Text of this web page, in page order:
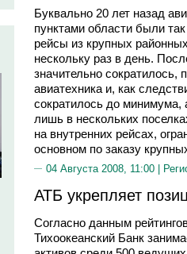
Буквально 20 лет назад
пунктами области были
рейсы из крупных
нескольку раз в день.
значительно сократилось,
авиатехника и, как
сократилось до
лишь в нескольких
на внутренних рейсах,
основном по заказу
04 Августа 2008, 11:00 |
АТБ укрепляет
Согласно данным
Тихоокеанский Банк